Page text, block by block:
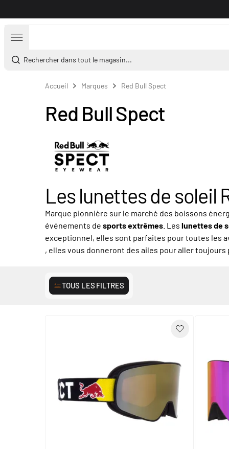
Rechercher dans tout le magasin...
Accueil Marques Red Bull Spect
Red Bull Spect
Les lunettes de soleil
Marque pionnière sur le marché des boissons
événements de sports extrêmes . Les lunettes de
exceptionnel, elles sont parfaites pour toutes les
, elles vous donneront des ailes pour aller toujours
TOUS LES FILTRES